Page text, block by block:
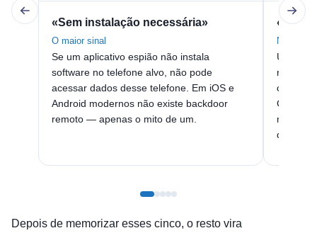
«Sem instalação necessária»
O maior sinal
Se um aplicativo espião não instala
software no telefone alvo, não pode
acessar dados desse telefone. Em iOS e
Android modernos não existe backdoor
remoto — apenas o mito de um.
«Basta
Número
Um
GPS.
dados.
Depois de memorizar esses cinco, o resto vira